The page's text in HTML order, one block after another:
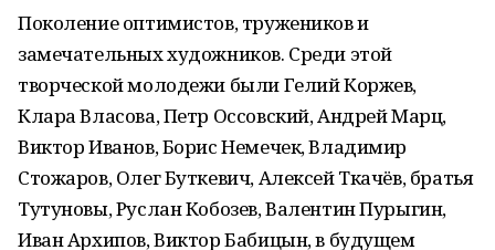
Поколение оптимистов, тружеников и
замечательных художников. Среди этой
творческой молодежи были Гелий Коржев,
Клара Власова, Петр Оссовский, Андрей Марц,
Виктор Иванов, Борис Немечек, Владимир
Стожаров, Олег Буткевич, Алексей Ткачёв, братья
Тутуновы, Руслан Кобозев, Валентин Пурыгин,
Иван Архипов, Виктор Бабицын, в будущем